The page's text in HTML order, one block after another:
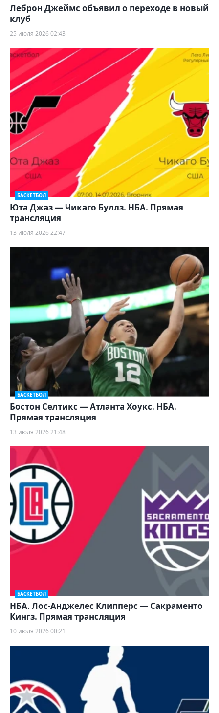
Леброн Джеймс объявил о переходе в новый
клуб
25 июля 2026 02:43
БАСКЕТБОЛ
Юта Джаз — Чикаго Буллз. НБА. Прямая
трансляция
13 июля 2026 22:47
БАСКЕТБОЛ
Бостон Селтикс — Атланта Хоукс. НБА.
Прямая трансляция
13 июля 2026 21:48
БАСКЕТБОЛ
НБА. Лос-Анджелес Клипперс — Сакраменто
Кингз. Прямая трансляция
10 июля 2026 00:21